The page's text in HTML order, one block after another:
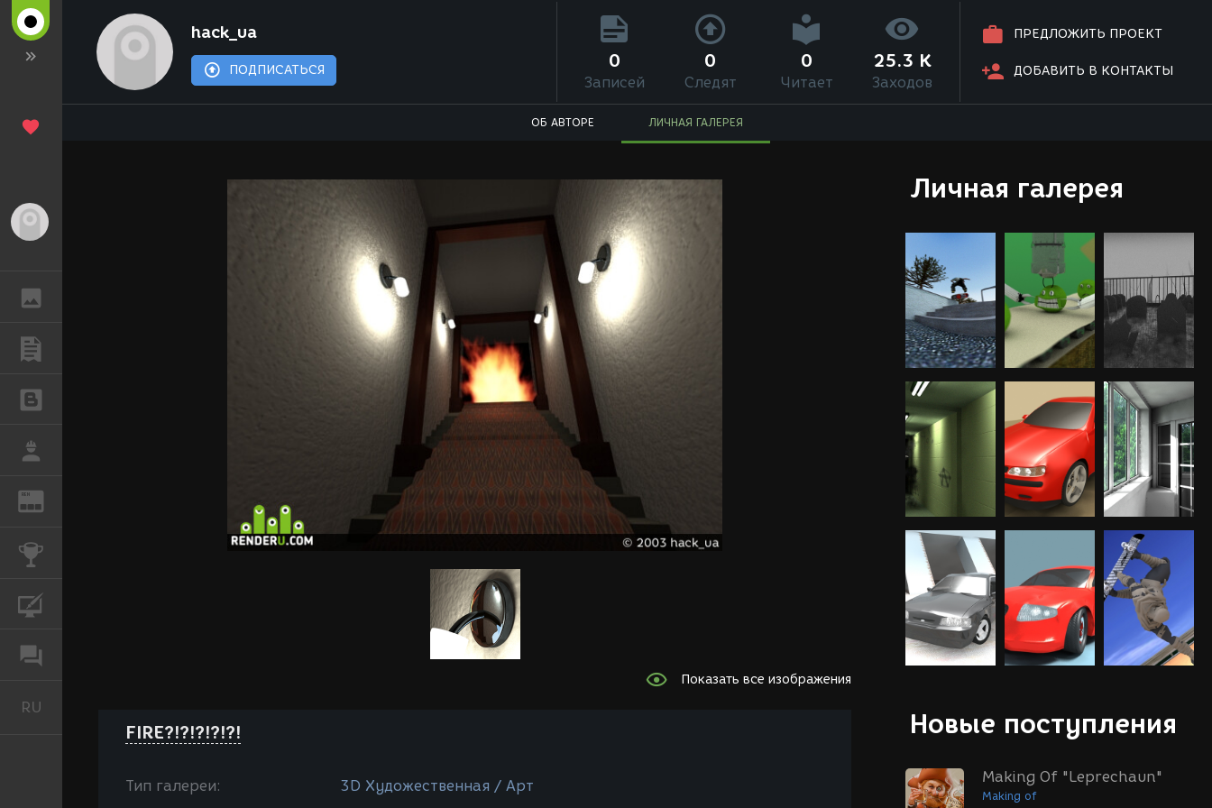
REN
RU
hack_ua
ПОДПИСАТЬСЯ
ПРЕДЛОЖИТЬ ПРОЕКТ
ДОБАВИТЬ В КОНТАКТЫ
0
Записей
0
Следят
0
Читает
25.3 K
Заходов
ОБ АВТОРЕ ЛИЧНАЯ ГАЛЕРЕЯ
Личная галерея
Новые поступления
Making Of "Leprechaun"
Making of
Показать все изображения
FIRE?!?!?!?!?!
Тип галереи: 3D Художественная / Арт